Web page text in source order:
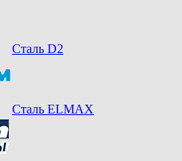
Сталь D2
Сталь ELMAX